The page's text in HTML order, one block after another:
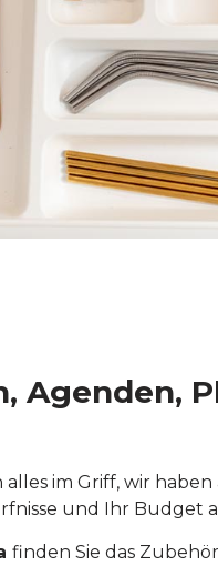
Agenden,
alles im Griff, wir
und Ihr Budget
finden Sie das